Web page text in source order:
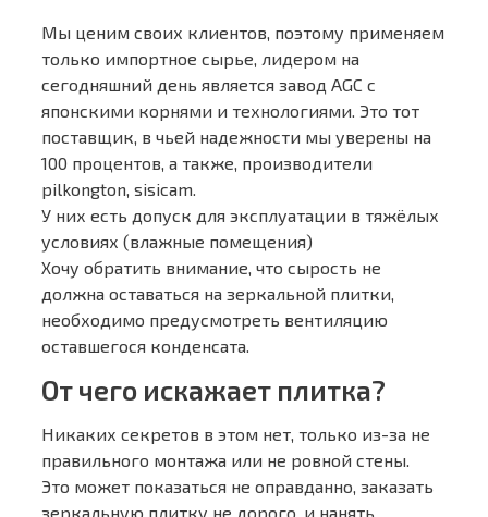
Мы ценим своих клиентов, поэтому применяем
только импортное сырье, лидером на
сегодняшний день является завод AGC с
японскими корнями и технологиями. Это тот
поставщик, в чьей надежности мы уверены на
100 процентов, а также, производители
pilkongton, sisicam.
У них есть допуск для эксплуатации в тяжёлых
условиях (влажные помещения)
Хочу обратить внимание, что сырость не
должна оставаться на зеркальной плитки,
необходимо предусмотреть вентиляцию
оставшегося конденсата.
От чего искажает плитка?
Никаких секретов в этом нет, только из-за не
правильного монтажа или не ровной стены.
Это может показаться не оправданно, заказать
зеркальную плитку не дорого, и нанять